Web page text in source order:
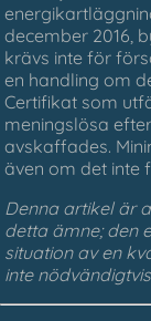
december 2016,
krävs inte för
en handling om
Certifikat som
meningslösa
avskaffades.
även om det inte
Denna artikel är
detta ämne; den
situation av en
inte